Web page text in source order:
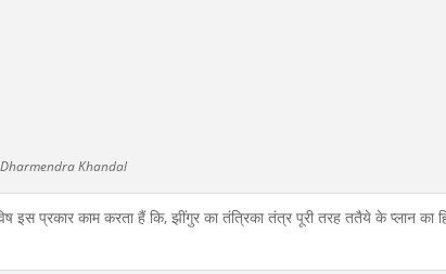
Dharmendra Khandal
प्रकार काम करता हैं कि, झींगुर का तंत्रिका तंत्र पूरी तरह ततैये के प्लान का